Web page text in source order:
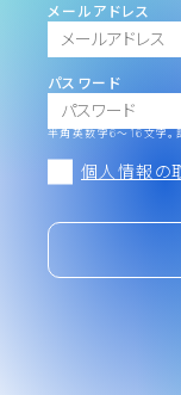
メールアドレス
パスワード
半角英数字6～16文字。
個人情報の